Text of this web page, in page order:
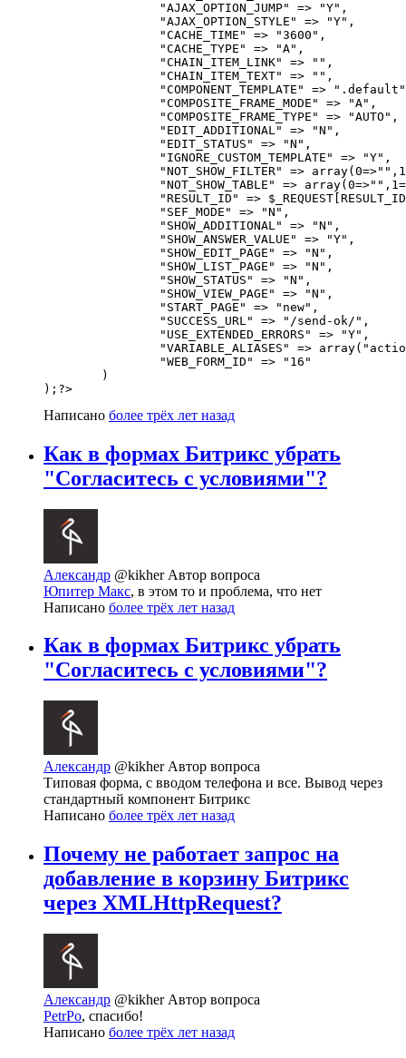
);?>
Написано более трёх лет назад
Как в формах Битрикс убрать
"Согласитесь с условиями"?
Александр @kikher Автор вопроса
Юпитер Макс, в этом то и проблема, что нет
Написано более трёх лет назад
Как в формах Битрикс убрать
"Согласитесь с условиями"?
Александр @kikher Автор вопроса
Типовая форма, с вводом телефона и все. Вывод через
стандартный компонент Битрикс
Написано более трёх лет назад
Почему не работает запрос на
добавление в корзину Битрикс
через XMLHttpRequest?
Александр @kikher Автор вопроса
PetrPo, спасибо!
Написано более трёх лет назад